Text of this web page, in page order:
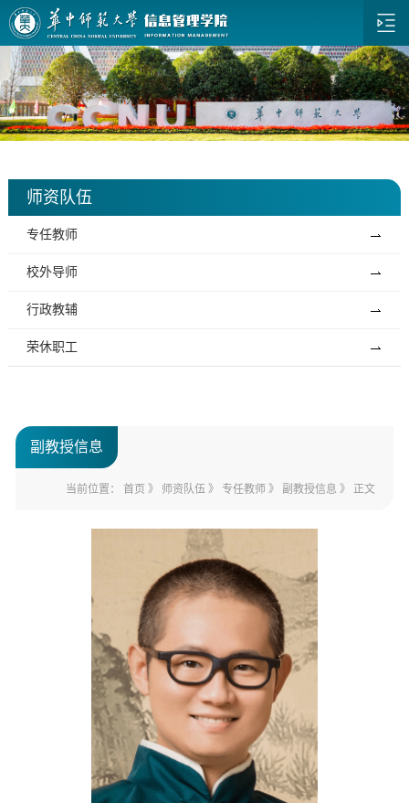
师资队伍
专任教师
校外导师
行政教辅
荣休职工
副教授信息
当前位置：首页 》 师资队伍 》专任教师 》 副教授信息 》 正文